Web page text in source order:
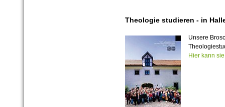
Theologie studieren - in
Unsere
Hier kann